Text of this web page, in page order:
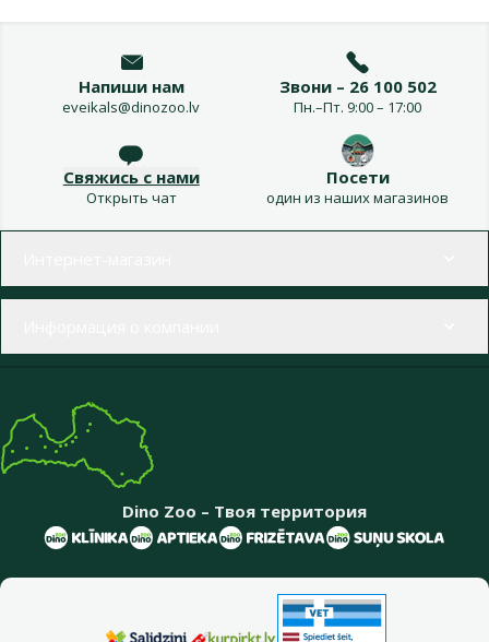
Напиши нам
eveikals@dinozoo.lv
Звони – 26 100 502
Пн.–Пт. 9:00 – 17:00
Свяжись с нами
Открыть чат
Посети
один из наших магазинов
Dino Zoo – Твоя территория